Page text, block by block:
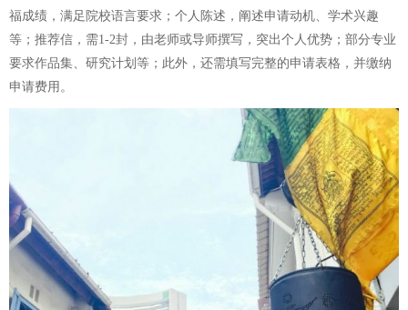
福成绩，满足院校语言要求；个人陈述，阐述申请动机、学术兴趣
等；推荐信，需1-2封，由老师或导师撰写，突出个人优势；部分专业
要求作品集、研究计划等；此外，还需填写完整的申请表格，并缴纳
申请费用。